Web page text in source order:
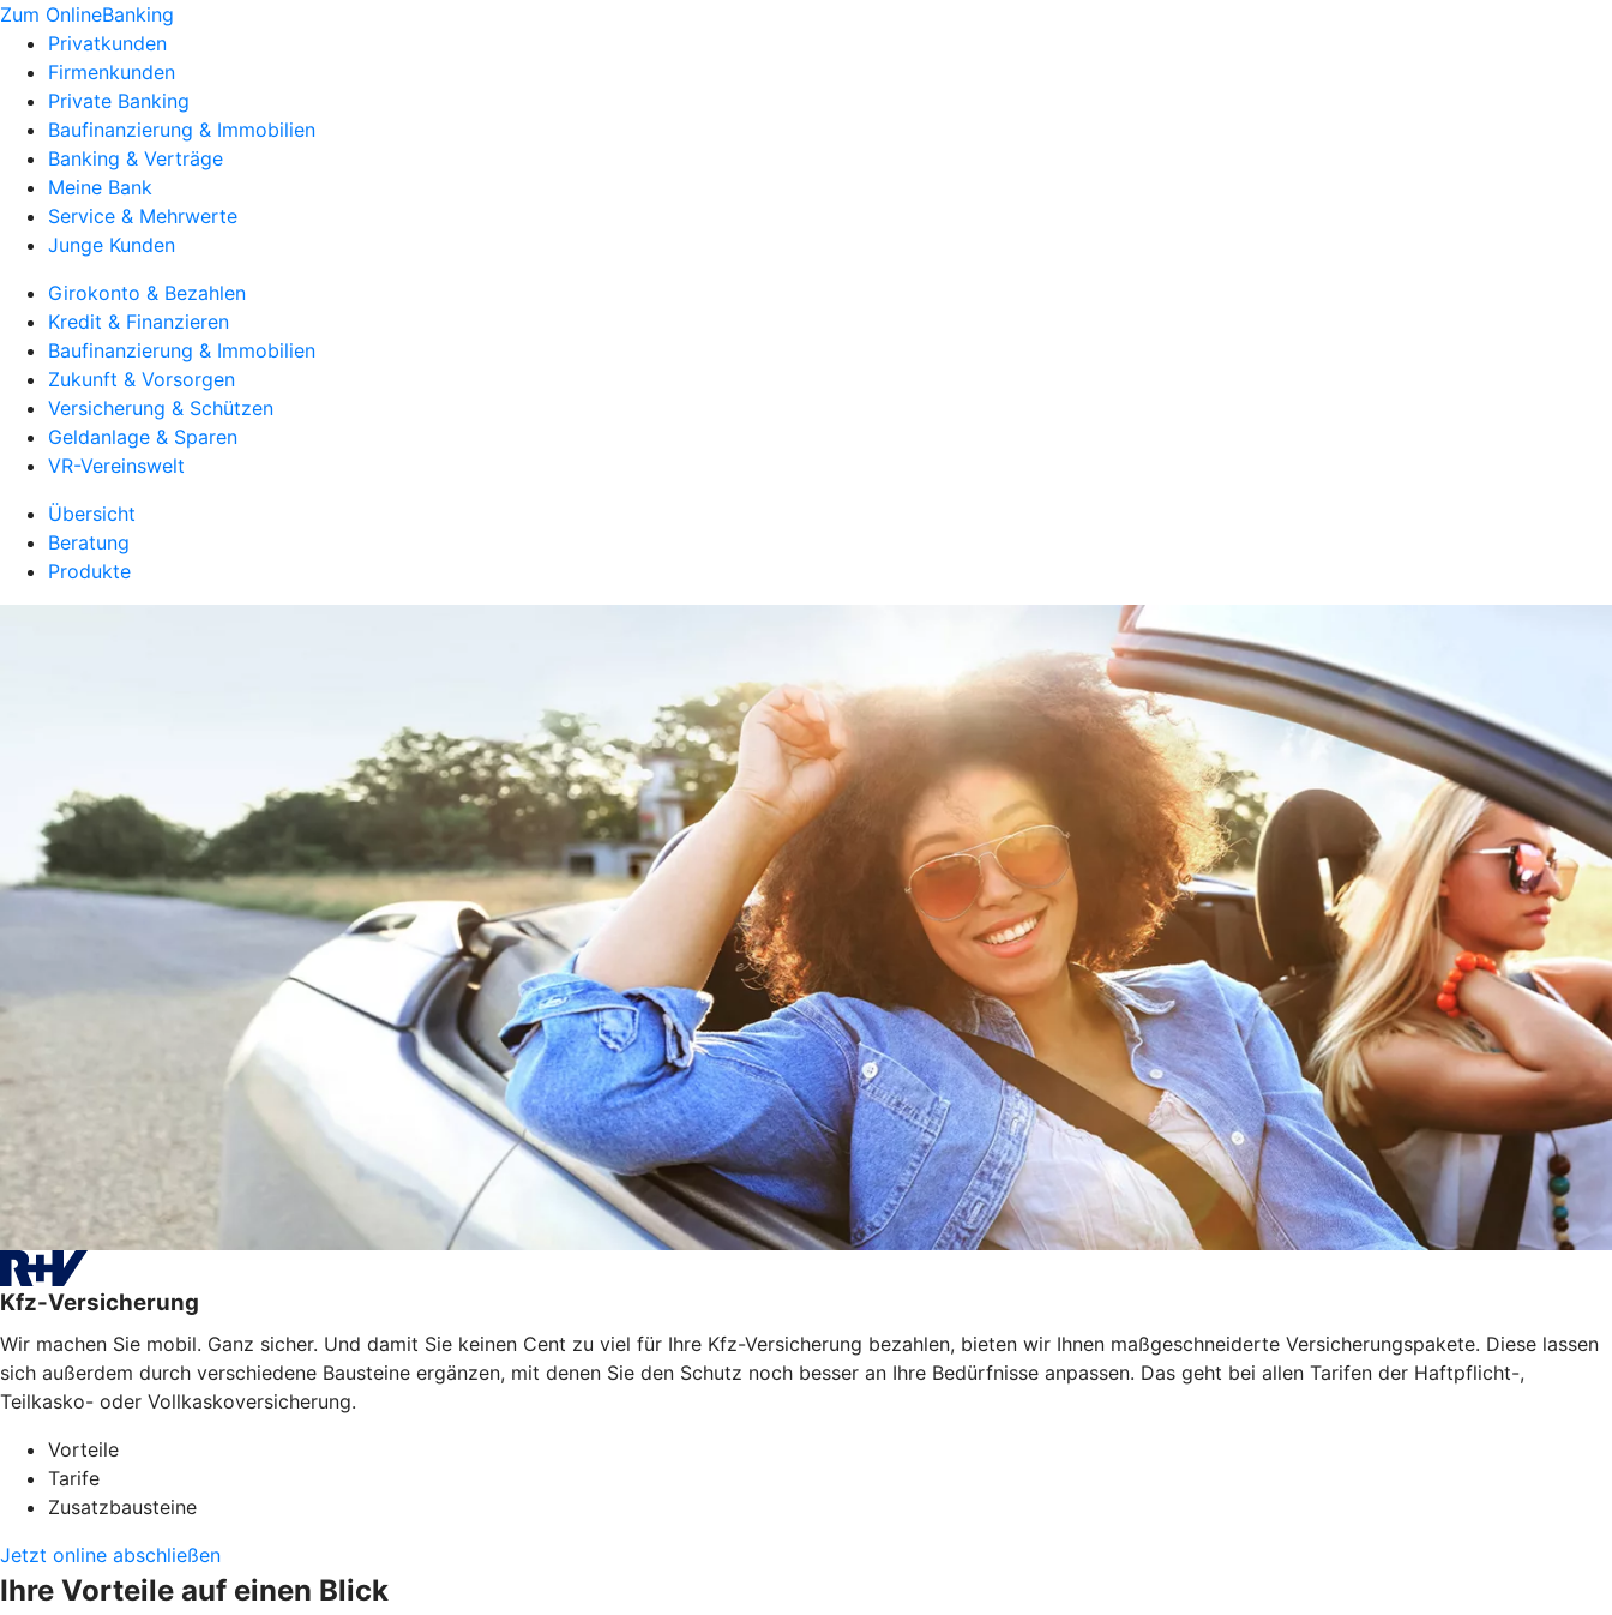
Zum OnlineBanking
Privatkunden
Firmenkunden
Private Banking
Baufinanzierung & Immobilien
Banking & Verträge
Meine Bank
Service & Mehrwerte
Junge Kunden
Girokonto & Bezahlen
Kredit & Finanzieren
Baufinanzierung & Immobilien
Zukunft & Vorsorgen
Versicherung & Schützen
Geldanlage & Sparen
VR-Vereinswelt
Übersicht
Beratung
Produkte
Kfz-Versicherung
Wir machen Sie mobil. Ganz sicher. Und damit Sie keinen Cent zu viel für Ihre Kfz-Versicherung bezahlen, bieten wir Ihnen maßgeschneiderte Versicherungspakete. Diese lassen
sich außerdem durch verschiedene Bausteine ergänzen, mit denen Sie den Schutz noch besser an Ihre Bedürfnisse anpassen. Das geht bei allen Tarifen der Haftpflicht-,
Teilkasko- oder Vollkaskoversicherung.
Vorteile
Tarife
Zusatzbausteine
Jetzt online abschließen
Ihre Vorteile auf einen Blick